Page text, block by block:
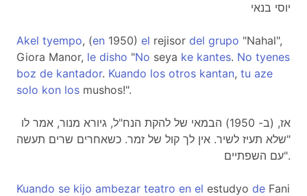
יוסי בנאי
Akel tyempo, (en 1950) el rejisor del grupo "Nahal",
Giora Manor, le disho "No seya ke kantes. No tyenes
boz de kantador. Kuando los otros kantan, tu aze
solo kon los mushos!".
אז, (ב- 1950) הבמאי של להקת הנח"ל, גיורא מנור, אמר לו
"שלא תעיז לשיר. אין לך קול של זמר. כשאחרים שרים תעשה
עם השפתיים".
Kuando se kijo ambezar teatro en el estudyo de Fani